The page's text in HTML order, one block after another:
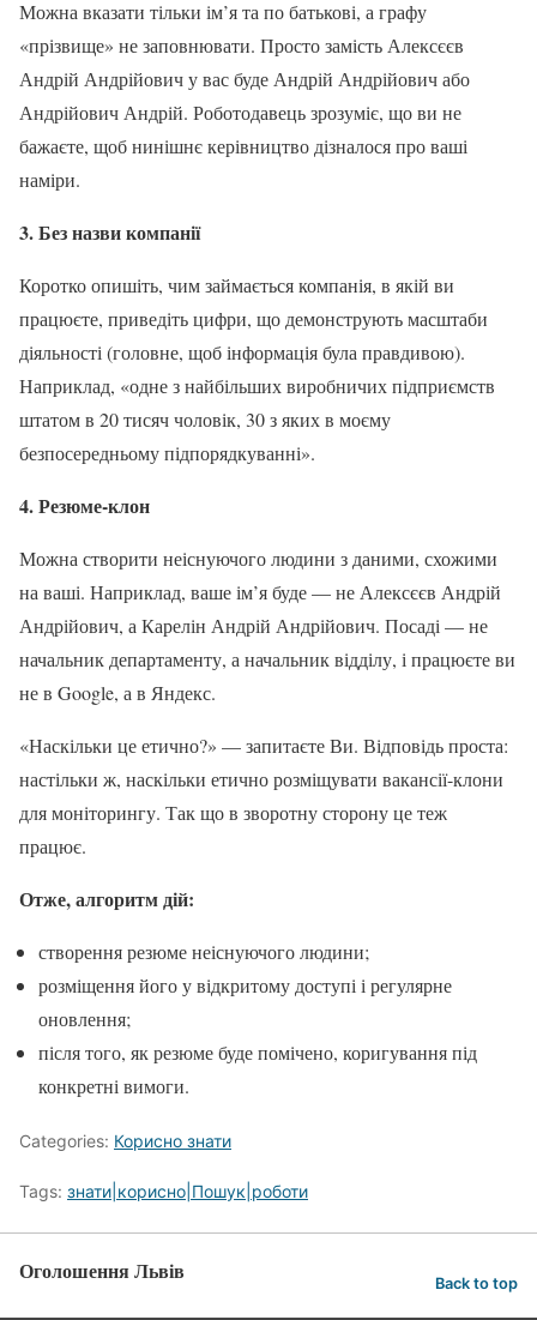
Можна вказати тільки ім’я та по батькові, а графу
«прізвище» не заповнювати. Просто замість Алексєєв
Андрій Андрійович у вас буде Андрій Андрійович або
Андрійович Андрій. Роботодавець зрозуміє, що ви не
бажаєте, щоб нинішнє керівництво дізналося про ваші
наміри.
3. Без назви компанії
Коротко опишіть, чим займається компанія, в якій ви
працюєте, приведіть цифри, що демонструють масштаби
діяльності (головне, щоб інформація була правдивою).
Наприклад, «одне з найбільших виробничих підприємств
штатом в 20 тисяч чоловік, 30 з яких в моєму
безпосередньому підпорядкуванні».
4. Резюме-клон
Можна створити неіснуючого людини з даними, схожими
на ваші. Наприклад, ваше ім’я буде — не Алексєєв Андрій
Андрійович, а Карелін Андрій Андрійович. Посаді — не
начальник департаменту, а начальник відділу, і працюєте ви
не в Google, а в Яндекс.
«Наскільки це етично?» — запитаєте Ви. Відповідь проста:
настільки ж, наскільки етично розміщувати вакансії-клони
для моніторингу. Так що в зворотну сторону це теж
працює.
Отже, алгоритм дій:
створення резюме неіснуючого людини;
розміщення його у відкритому доступі і регулярне
оновлення;
після того, як резюме буде помічено, коригування під
конкретні вимоги.
Categories: Корисно знати
Tags: знати|корисно|Пошук|роботи
Оголошення Львів Back to top